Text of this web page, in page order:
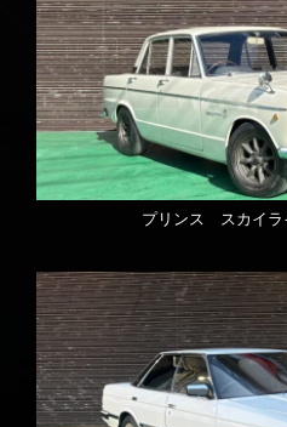
プリンス スカイ